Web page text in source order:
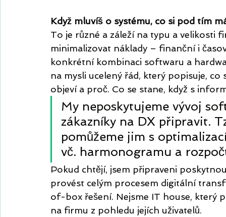
Když mluvíš o systému, co si pod tím
To je různé a záleží na typu a velikosti
minimalizovat náklady – finanční i
konkrétní kombinaci softwaru a
na mysli ucelený řád, který popisuje,
objeví a proč. Co se stane, když s
My neposkytujeme vývoj
zákazníky na DX připravit.
pomůžeme jim s
vč. harmonogramu a
Pokud chtějí, jsem připraveni
provést celým procesem digitální
of-box řešení. Nejsme IT house, který
na firmu z pohledu jejích uživatelů.